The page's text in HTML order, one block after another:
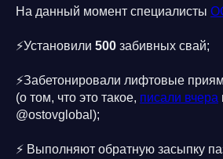
На данный момент специалисты
⚡️Установили 500 забивных свай;
⚡️Забетонировали лифтовые
(о том, что это такое, писали вчера
@ostovglobal);
⚡️ Выполняют обратную засыпку